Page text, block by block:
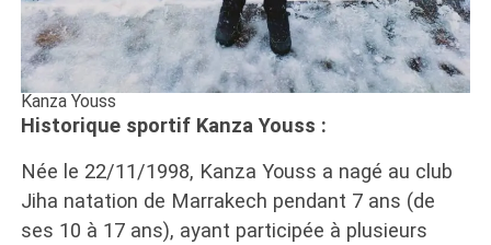
Kanza Youss
Historique sportif Kanza Youss :
Née le 22/11/1998, Kanza Youss a nagé au club
Jiha natation de Marrakech pendant 7 ans (de
ses 10 à 17 ans), ayant participée à plusieurs